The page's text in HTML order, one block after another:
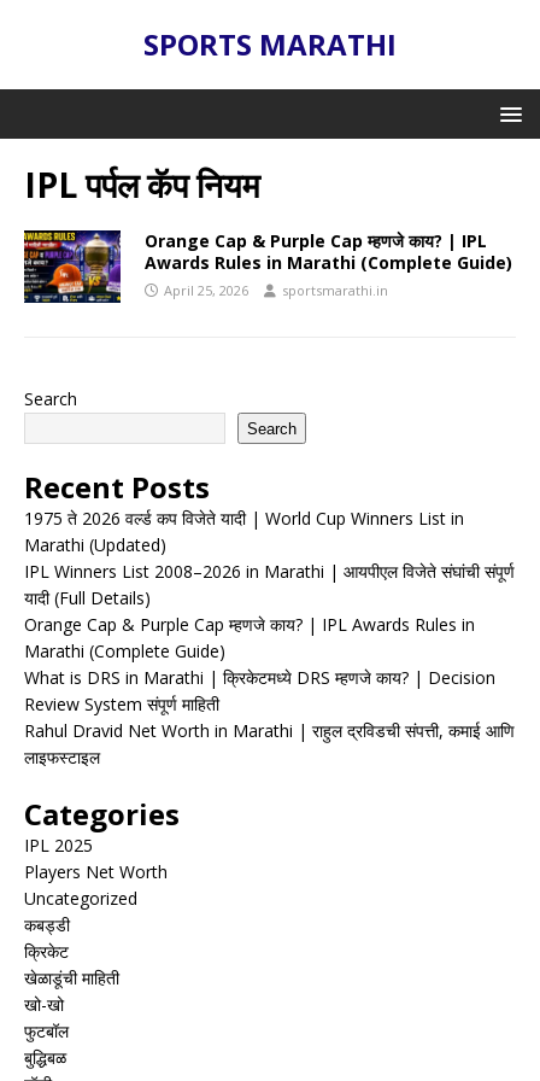
SPORTS MARATHI
IPL पर्पल कॅप नियम
Orange Cap & Purple Cap म्हणजे काय? | IPL
Awards Rules in Marathi (Complete Guide)
April 25, 2026 sportsmarathi.in
Search
Search
Recent Posts
1975 ते 2026 वर्ल्ड कप विजेते यादी | World Cup Winners List in
Marathi (Updated)
IPL Winners List 2008–2026 in Marathi | आयपीएल विजेते संघांची संपूर्ण
यादी (Full Details)
Orange Cap & Purple Cap म्हणजे काय? | IPL Awards Rules in
Marathi (Complete Guide)
What is DRS in Marathi | क्रिकेटमध्ये DRS म्हणजे काय? | Decision
Review System संपूर्ण माहिती
Rahul Dravid Net Worth in Marathi | राहुल द्रविडची संपत्ती, कमाई आणि
लाइफस्टाइल
Categories
IPL 2025
Players Net Worth
Uncategorized
कबड्डी
क्रिकेट
खेळाडूंची माहिती
खो-खो
फुटबॉल
बुद्धिबळ